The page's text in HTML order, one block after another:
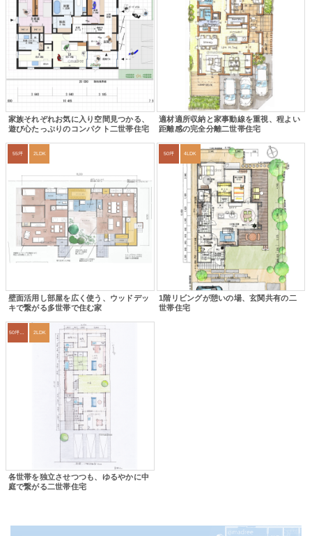
家族それぞれお気に入り空間見つかる、
遊び心たっぷりのコンパクト二世帯住宅
適材適所収納と家事動線を重視、程よい
距離感の完全分離二世帯住宅
55坪 2LDK
壁面活用し部屋を広く使う、ウッドデッ
キで繋がる多世帯で住む家
50坪 4LDK
1階リビングが憩いの場、玄関共有の二
世帯住宅
2LDK
各世帯を独立させつつも、ゆるやかに中
庭で繋がる二世帯住宅